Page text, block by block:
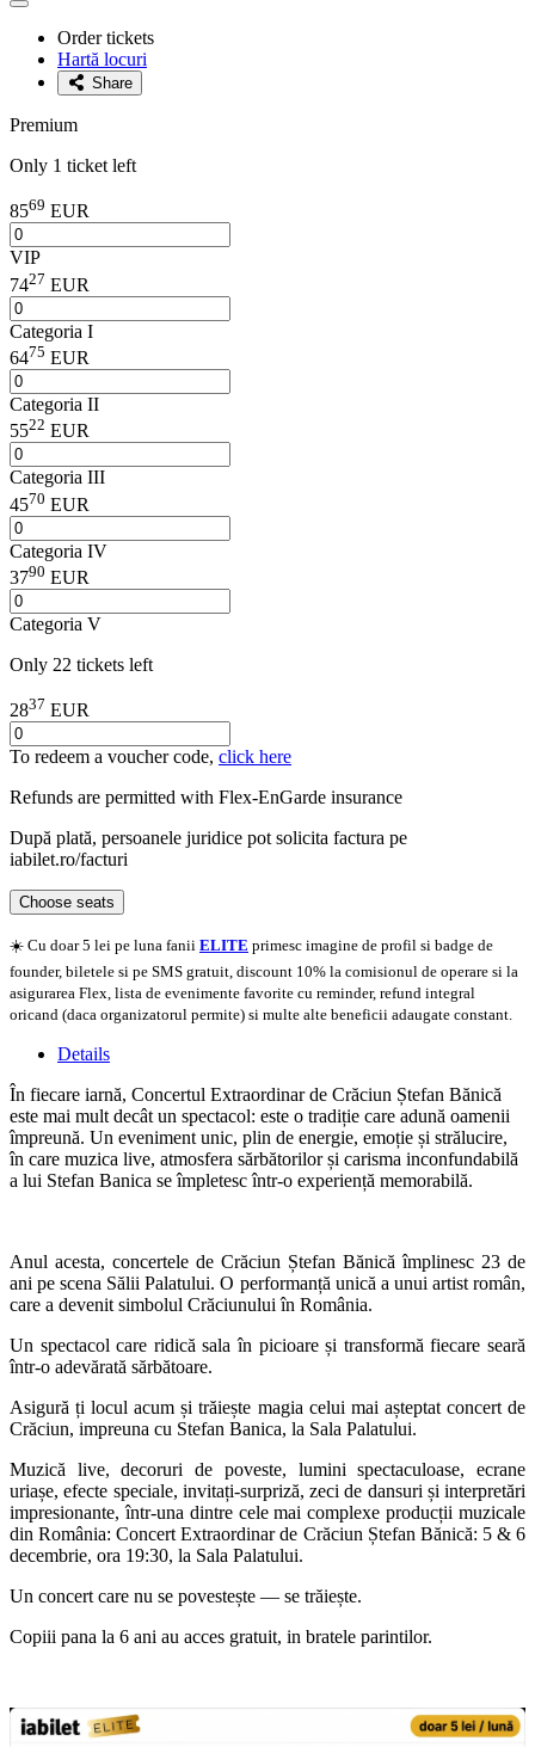
Adaugă
favoriteOrder tickets
Hartă locuri
Share
Premium
Only 1 ticket left
8569 EUR
VIP
7427 EUR
Categoria I
6475 EUR
Categoria II
5522 EUR
Categoria III
4570 EUR
Categoria IV
3790 EUR
Categoria V
Only 22 tickets left
2837 EUR
To redeem a voucher code, click here
Refunds are permitted with Flex-EnGarde insurance
După plată, persoanele juridice pot solicita factura pe
iabilet.ro/facturi
Choose seats
☀️ Cu doar 5 lei pe luna fanii ELITE primesc imagine de profil si badge de
founder, biletele si pe SMS gratuit, discount 10% la comisionul de operare si la
asigurarea Flex, lista de evenimente favorite cu reminder, refund integral
oricand (daca organizatorul permite) si multe alte beneficii adaugate constant.
Details
În fiecare iarnă, Concertul Extraordinar de Crăciun Ștefan Bănică
este mai mult decât un spectacol: este o tradiție care adună oamenii
împreună. Un eveniment unic, plin de energie, emoție și strălucire,
în care muzica live, atmosfera sărbătorilor și carisma inconfundabilă
a lui Stefan Banica se împletesc într‑o experiență memorabilă.
Anul acesta, concertele de Crăciun Ștefan Bănică împlinesc 23 de
ani pe scena Sălii Palatului. O performanță unică a unui artist român,
care a devenit simbolul Crăciunului în România.
Un spectacol care ridică sala în picioare și transformă fiecare seară
într-o adevărată sărbătoare.
Asigură ți locul acum și trăiește magia celui mai așteptat concert de
Crăciun, impreuna cu Stefan Banica, la Sala Palatului.
Muzică live, decoruri de poveste, lumini spectaculoase, ecrane
uriașe, efecte speciale, invitați-surpriză, zeci de dansuri și interpretări
impresionante, într-una dintre cele mai complexe producții muzicale
din România: Concert Extraordinar de Crăciun Ștefan Bănică: 5 &6
decembrie, ora 19:30, la Sala Palatului.
Un concert care nu se povestește — se trăiește.
Copiii pana la 6 ani au acces gratuit, in bratele parintilor.